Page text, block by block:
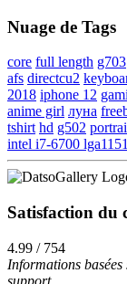
Nuage de Tags
core full length g703
afs directcu2
2018 iphone 12
anime girl луна
tshirt hd g502
intel i7-6700 lga1151
Satisfaction du
4.99 / 754
Informations
support